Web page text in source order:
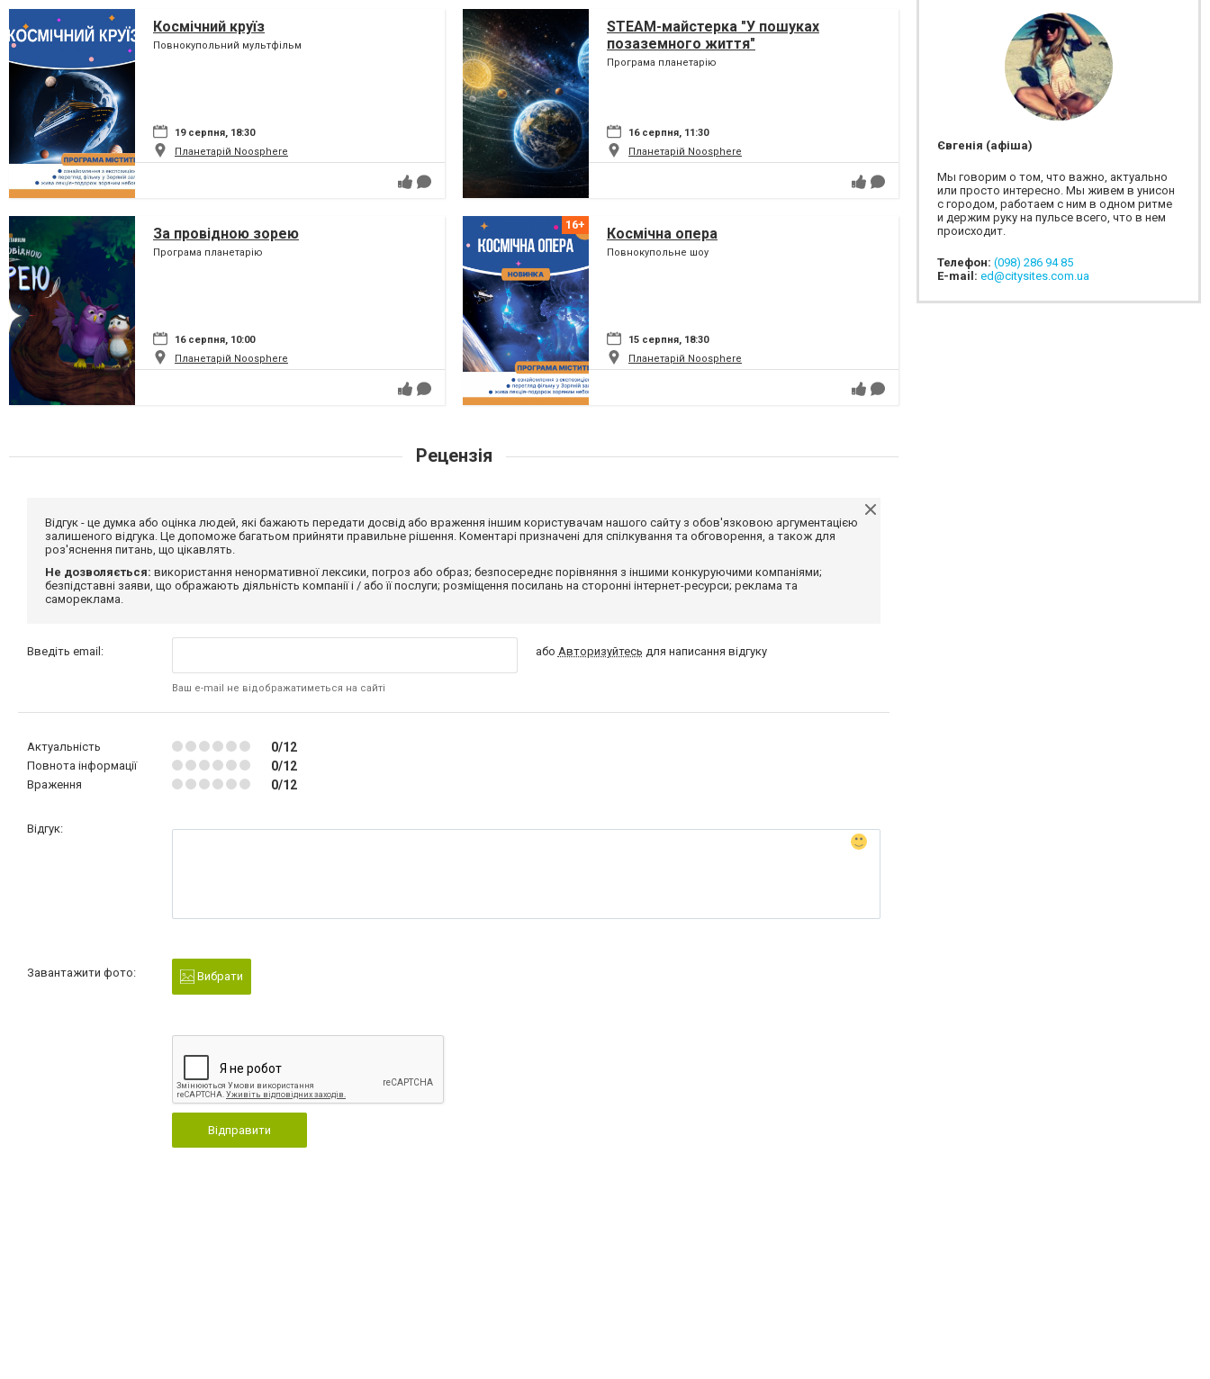
Космічний круїз
Повнокупольний мультфільм
19 серпня, 18:30
Планетарій Noosphere
STEAM-майстерка "У пошуках
позаземного життя"
Програма планетарію
16 серпня, 11:30
Планетарій Noosphere
За провідною зорею
Програма планетарію
16 серпня, 10:00
Планетарій Noosphere
Космічна опера
Повнокупольне шоу
15 серпня, 18:30
Планетарій Noosphere
Рецензія
Відгук - це думка або оцінка людей, які бажають передати досвід або враження іншим користувачам нашого сайту з обов'язковою аргументацією
залишеного відгука. Це допоможе багатьом прийняти правильне рішення. Коментарі призначені для спілкування та обговорення, а також для
роз'яснення питань, що цікавлять.
Не дозволяється: використання ненормативної лексики, погроз або образ; безпосереднє порівняння з іншими конкуруючими компаніями;
безпідставні заяви, що ображають діяльність компанії і / або її послуги; розміщення посилань на сторонні інтернет-ресурси; реклама та
самореклама.
Введіть email:
Ваш e-mail не відображатиметься на сайті
або Авторизуйтесь для написання відгуку
Актуальність 0/12
Повнота інформації 0/12
Враження 0/12
Відгук:
Завантажити фото: Вибрати
Відправити
Євгенія (афіша)
Мы говорим о том, что важно, актуально
или просто интересно. Мы живем в унисон
с городом, работаем с ним в одном ритме
и держим руку на пульсе всего, что в нем
происходит.
Телефон: (098) 286 94 85
E-mail: ed@citysites.com.ua